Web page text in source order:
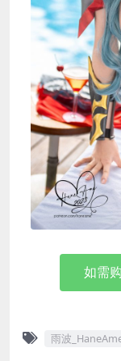
如需
雨波